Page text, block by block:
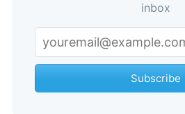
inbox
Subscribe